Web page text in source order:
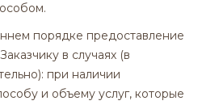
порядке предоставление
в случаях (в
при наличии
и объему услуг, которые